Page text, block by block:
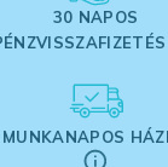
30 NAPOS
MUNKANAPOS